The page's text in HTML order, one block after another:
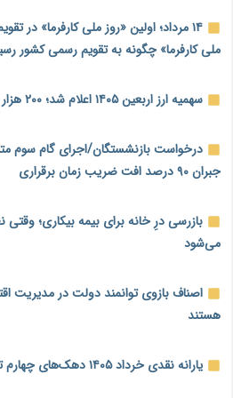
وام بدون رتبه اعتباری؛ صندوق کارآفرینی
ناترازی برق ۳۰ درصد کاهش
محدودیت صنایع
ورود بخش خصوصی به حکمرانی
امسال گسترده‌تر می‌شود
مطالبه کارگران جنوب برای پرداخت
شبکه برق
حساب‌های شرکت ملی نفت در بانک
شد؛ بدهی یک میلیارد دلاری
۱۴ مرداد؛ اولین «روز ملی کارفرما» در
ملی کارفرما» چگونه به تقویم رسمی کشور
سهمیه ارز اربعین ۱۴۰۵ اعلام شد؛ ۲۰۰ هزار دینار برای هر زائر
درخواست بازنشستگان/اجرای گام سوم
جبران ۹۰ درصد افت ضریب زمان برقراری
بازرسی درِ خانه برای بیمه بیکاری؛
می‌شود
اصناف بازوی توانمند دولت در مدیریت
هستند
یارانه نقدی خرداد ۱۴۰۵ دهک‌های چهارم تا نهم واریز شد